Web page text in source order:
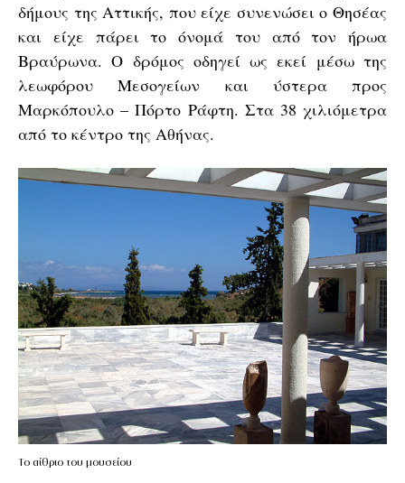
δήμους της Αττικής, που είχε συνενώσει ο Θησέας
και είχε πάρει το όνομά του από τον ήρωα
Βραύρωνα. Ο δρόμος οδηγεί ως εκεί μέσω της
λεωφόρου Μεσογείων και ύστερα προς
Μαρκόπουλο – Πόρτο Ράφτη. Στα 38 χιλιόμετρα
από το κέντρο της Αθήνας.
Το αίθριο του μουσείου